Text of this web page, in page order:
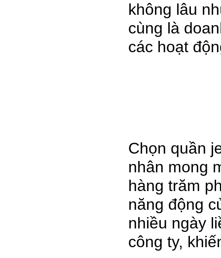
không lâu
cùng là
các hoạt
Chọn quần
nhân mong
hàng trăm
năng động
nhiều ngày
công ty,